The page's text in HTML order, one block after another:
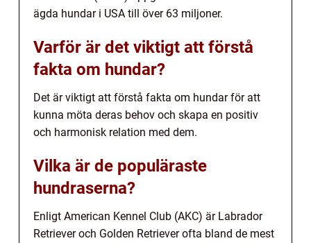
ägda hundar i USA till över 63 miljoner.
Varför är det viktigt att förstå
fakta om hundar?
Det är viktigt att förstå fakta om hundar för att
kunna möta deras behov och skapa en positiv
och harmonisk relation med dem.
Vilka är de populäraste
hundraserna?
Enligt American Kennel Club (AKC) är Labrador
Retriever och Golden Retriever ofta bland de mest